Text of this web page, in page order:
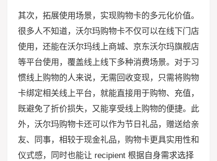
其次，拓展使用场景，实现购物卡的多元化价值。
很多人不知道，沃尔玛购物卡不仅可以在线下门店
使用，还能在沃尔玛线上商城、京东沃尔玛旗舰店
等平台使用，覆盖线上线下多种消费场景。对于习
惯线上购物的人来说，无需回收变现，只需将购物
卡绑定相关线上平台，就能直接用于购物、充值，
既避免了折价损失，又能享受线上购物的便捷。此
外，沃尔玛购物卡还可以作为节日礼品，赠送给亲
友、同事，相较于现金礼品，购物卡更具实用性和
仪式感，同时也能让 recipient 根据自身需求选择